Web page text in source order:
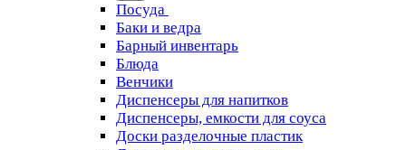
Посуда
Баки и ведра
Барный инвентарь
Блюда
Венчики
Диспенсеры для напитков
Диспенсеры, емкости для соуса
Доски разделочные пластик